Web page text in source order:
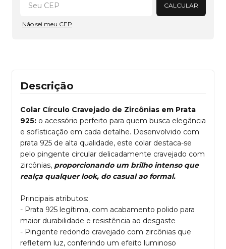
CALCULAR
Não sei meu CEP
Descrição
Colar Círculo Cravejado de Zircônias em Prata
925: o acessório perfeito para quem busca elegância
e sofisticação em cada detalhe. Desenvolvido com
prata 925 de alta qualidade, este colar destaca-se
pelo pingente circular delicadamente cravejado com
zircônias, proporcionando um brilho intenso que
realça qualquer look, do casual ao formal.
Principais atributos:
- Prata 925 legítima, com acabamento polido para
maior durabilidade e resistência ao desgaste
- Pingente redondo cravejado com zircônias que
refletem luz, conferindo um efeito luminoso